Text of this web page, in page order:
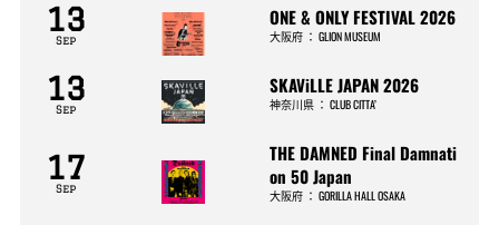
13
Sep
ONE & ONLY FESTIVAL 2026
大阪府 ：GLION MUSEUM
13
Sep
SKAViLLE JAPAN 2026
神奈川県 ：CLUB CITTA’
17
Sep
THE DAMNED Final Damnati
on 50 Japan
大阪府 ：GORILLA HALL OSAKA